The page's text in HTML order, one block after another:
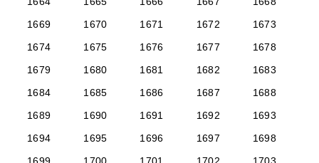
1669
1670 1671 1672
1673
1674
1675 1676 1677
1678
1679
1680 1681 1682
1683
1684
1685 1686 1687
1688
1689
1690 1691 1692
1693
1694
1695 1696 1697
1698